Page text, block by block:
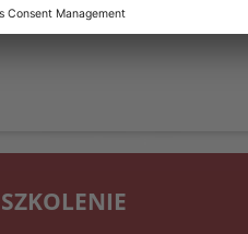
SZKOLENIE